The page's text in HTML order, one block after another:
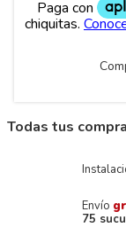
Todas tus
Envío
75